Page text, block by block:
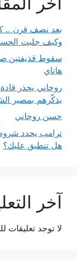
بعد نصف قرن ..
وكيف جلبت
سقوط قذيفتين
هاتاي
روحاني يحذر
يذكّرهم بمصير
حسن روحاني
ترامب يحدد
هل تنطبق عليك؟
آخر
لا توجد تعليقات